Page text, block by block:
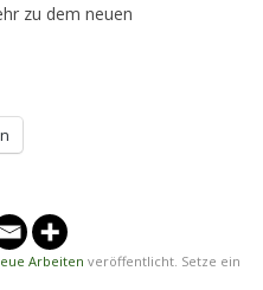
zu dem neuen
Arbeiten veröffentlicht. Setze ein